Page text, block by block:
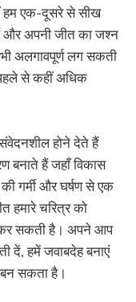
हम एक-दूसरे से सीख
और अपनी जीत का जश्न
अलगावपूर्ण लग सकती
से कहीं अधिक
होने देते हैं
बनाते हैं जहाँ विकास
गर्मी और घर्षण से एक
हमारे चरित्र को
कर सकती है। अपने आप
दें, हमें जवाबदेह बनाएं
बन सकता है।